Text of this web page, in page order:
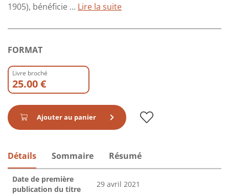
1905), bénéficie ... Lire la suite
FORMAT
Livre broché
25.00 €
Ajouter au panier
Détails Sommaire Résumé
Date de première
publication du titre
29 avril 2021